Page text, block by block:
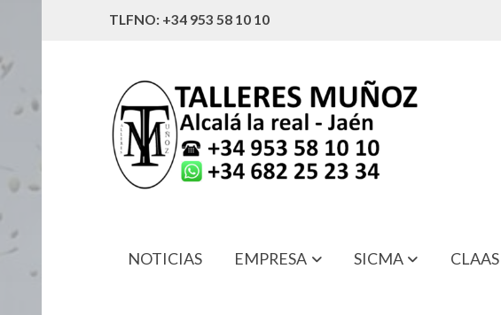
TLFNO: +34 953 58 10 10
NOTICIAS EMPRESA SICMA CLAAS
5005002 FILTRO DE COMBUSTIBLE NEUSON 3703